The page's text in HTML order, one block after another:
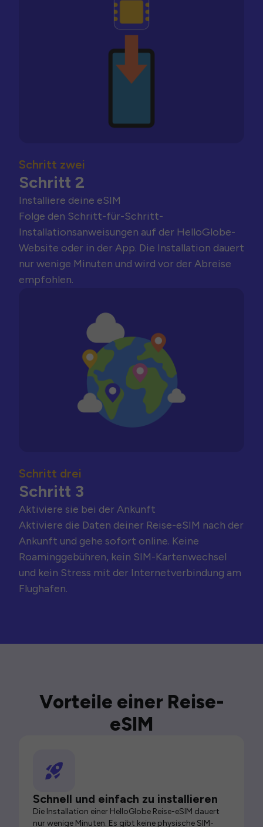
Schritt zwei
Schritt 2
Installiere deine eSIM
Folge den Schritt-für-Schritt-
Installationsanweisungen auf der HelloGlobe-
Website oder in der App. Die Installation dauert
nur wenige Minuten und wird vor der Abreise
empfohlen.
Schritt drei
Schritt 3
Aktiviere sie bei der Ankunft
Aktiviere die Daten deiner Reise-eSIM nach der
Ankunft und gehe sofort online. Keine
Roaminggebühren, kein SIM-Kartenwechsel
und kein Stress mit der Internetverbindung am
Flughafen.
Vorteile einer Reise-
eSIM
Schnell und einfach zu installieren
Die Installation einer HelloGlobe Reise-eSIM dauert
nur wenige Minuten. Es gibt keine physische SIM-